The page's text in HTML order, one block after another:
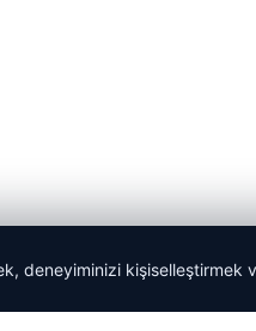
deneyiminizi